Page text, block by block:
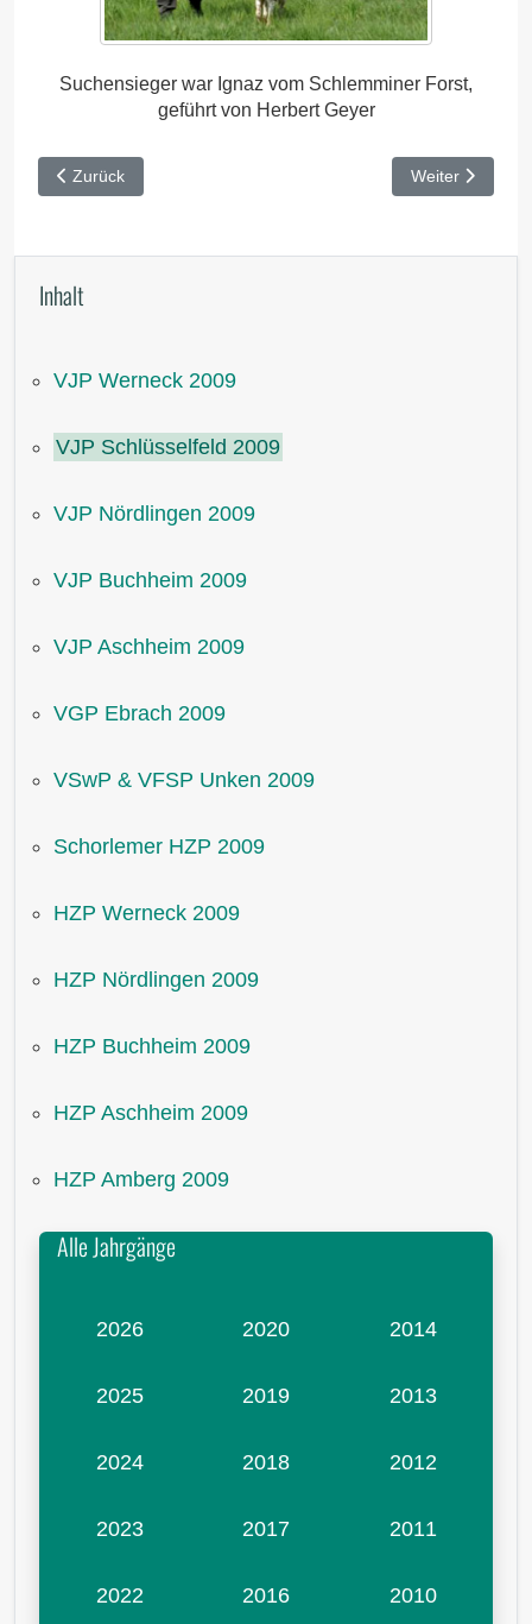
Suchensieger war Ignaz vom Schlemminer Forst,
geführt von Herbert Geyer
Vorheriger Beitrag: VJP Werneck 2009
Zurück Nächster
Weiter
Inhalt
VJP Werneck 2009
VJP Schlüsselfeld 2009
VJP Nördlingen 2009
VJP Buchheim 2009
VJP Aschheim 2009
VGP Ebrach 2009
VSwP & VFSP Unken 2009
Schorlemer HZP 2009
HZP Werneck 2009
HZP Nördlingen 2009
HZP Buchheim 2009
HZP Aschheim 2009
HZP Amberg 2009
Alle Jahrgänge
2026
2025
2024
2023
2022
2020
2019
2018
2017
2016
2014
2013
2012
2011
2010